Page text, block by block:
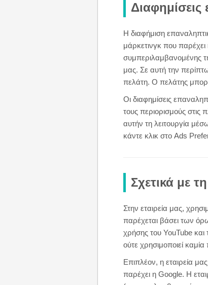
Διαφημίσεις
Η διαφήμιση
μάρκετινγκ που παρέχει
συμπεριλαμβανομένης
μας. Σε αυτή την
πελάτη. Ο πελάτης
Οι διαφημίσεις
τους περιορισμούς στις
αυτήν τη λειτουργία
κάντε κλικ στο Ads
Σχετικά με
Στην εταιρεία μας,
παρέχεται βάσει των
χρήσης του YouTube και
ούτε χρησιμοποιεί
Επιπλέον, η εταιρεία
παρέχει η Google. Η